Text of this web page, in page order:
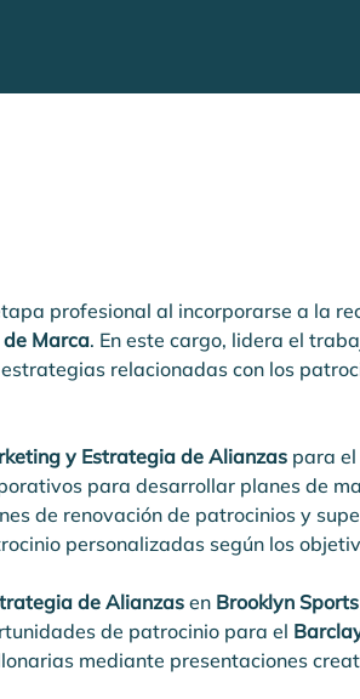
profesional al incorporarse a la
Marca. En este cargo, lidera el
relacionadas con los
y Estrategia de Alianzas para el
para desarrollar planes de
de renovación de patrocinios y
personalizadas según los
de Alianzas en Brooklyn
de patrocinio para el
mediante presentaciones